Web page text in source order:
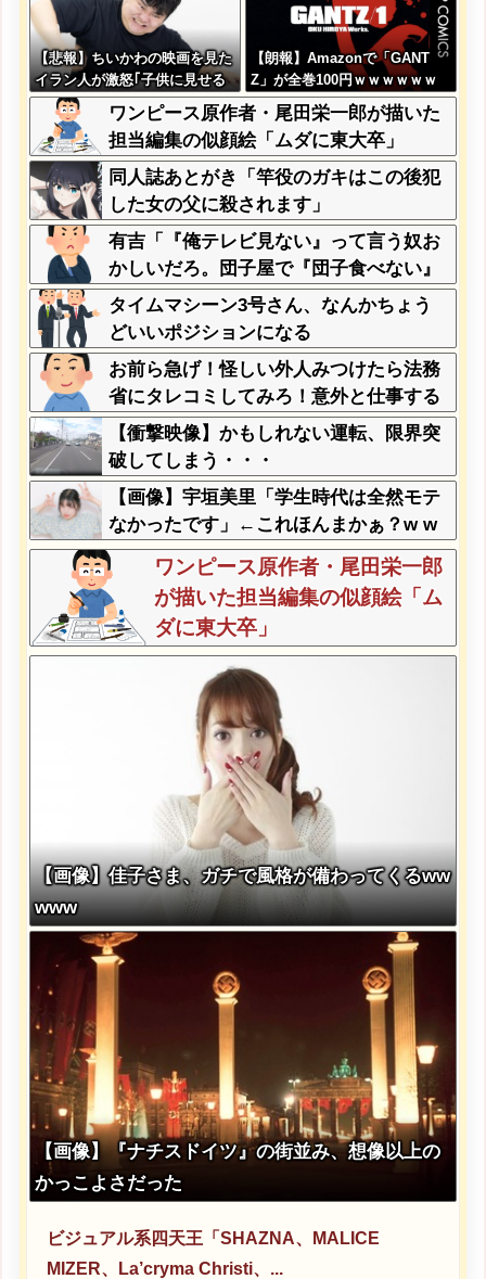
【悲報】ちいかわの映画を見た
イラン人が激怒｢子供に見せる
内容じゃない｡悪影響は計り知
れない｣←これw w w w w w w
w w
【朗報】Amazonで「GANT
Z」が全巻100円ｗｗｗｗｗｗ
ｗｗｗｗ
ワンピース原作者・尾田栄一郎が描いた
担当編集の似顔絵「ムダに東大卒」
同人誌あとがき「竿役のガキはこの後犯
した女の父に殺されます」
有吉「『俺テレビ見ない』って言う奴お
かしいだろ。団子屋で『団子食べない』
って言うか？」
タイムマシーン3号さん、なんかちょう
どいいポジションになる
お前ら急げ！怪しい外人みつけたら法務
省にタレコミしてみろ！意外と仕事する
ぞ？
【衝撃映像】かもしれない運転、限界突
破してしまう・・・
【画像】宇垣美里「学生時代は全然モテ
なかったです」←これほんまかぁ？w w
w w w w w w
ワンピース原作者・尾田栄一郎
が描いた担当編集の似顔絵「ム
ダに東大卒」
【画像】佳子さま、ガチで風格が備わってくるww
www
【画像】『ナチスドイツ』の街並み、想像以上の
かっこよさだった
ビジュアル系四天王「SHAZNA、MALICE
MIZER、La’cryma Christi、...